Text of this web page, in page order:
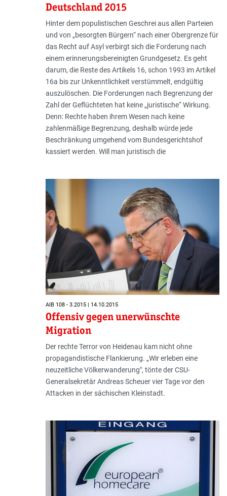
Deutschland 2015
Hinter dem populistischen Geschrei aus allen Parteien
und von „besorgten Bürgern“ nach einer Obergrenze für
das Recht auf Asyl verbirgt sich die Forderung nach
einem erinnerungsbereinigten Grundgesetz. Es geht
darum, die Reste des Artikels 16, schon 1993 im Artikel
16a bis zur Unkenntlichkeit verstümmelt, endgültig
auszulöschen. Die Forderungen nach Begrenzung der
Zahl der Geflüchteten hat keine „juristische“ Wirkung.
Denn: Rechte haben ihrem Wesen nach keine
zahlenmäßige Begrenzung, deshalb würde jede
Beschränkung umgehend vom Bun­des­gerichtshof
kassiert werden. Will man juristisch die
AIB 108 - 3.2015 | 14.10.2015
Offensiv gegen unerwünschte
Migration
Der rechte Terror von Heidenau kam nicht ohne
propagandistische Flankierung. „Wir erleben eine
neuzeitliche Völkerwanderung", tönte der CSU-
Generalsekretär Andreas Scheuer vier Tage vor den
Attacken in der sächischen Kleinstadt.